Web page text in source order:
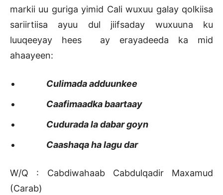
markii uu guriga yimid Cali wuxuu galay qolkiisa
sariirtiisa ayuu dul jiifsaday wuxuuna ku
luuqeeyay hees ay erayadeeda ka mid
ahaayeen:
Culimada adduunkee
Caafimaadka baartaay
Cudurada la dabar goyn
Caashaqa ha lagu dar
W/Q : Cabdiwahaab Cabdulqadir Maxamud
(Carab)